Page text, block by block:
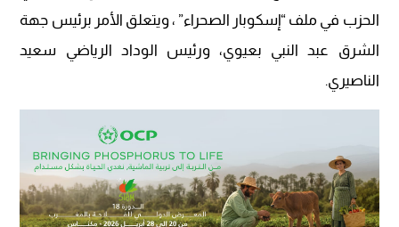
الحزب في ملف “إسكوبار الصحراء” ، ويتعلق الأمر برئيس جهة
الشرق عبد النبي بعيوي، ورئيس الوداد الرياضي سعيد
الناصيري.